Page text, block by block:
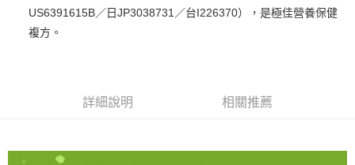
付款後全家取貨
每筆NT$70，滿NT$1,200(含以上)免運費
每筆NT$70，滿NT$1,200(含以上)免運費
US6391615B／日JP3038731／台I226370），是極佳營養保健
複方。
詳細說明 相關推薦